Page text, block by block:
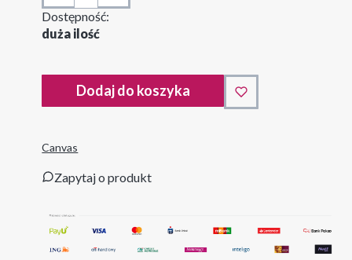
Dostępność:
duża ilość
Dodaj do koszyka
Canvas
Zapytaj o produkt